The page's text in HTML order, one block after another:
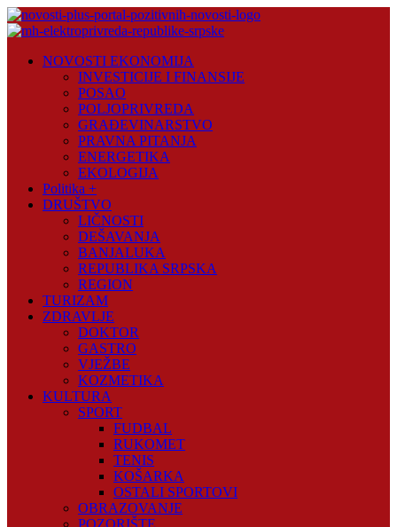
Skip
to
Plus
NOVOSTI EKONOMIJA
INVESTICIJE I FINANSIJE
POSAO
POLJOPRIVREDA
GRAĐEVINARSTVO
PRAVNA PITANJA
ENERGETIKA
EKOLOGIJA
Politika +
DRUŠTVO
LIČNOSTI
DEŠAVANJA
BANJALUKA
REPUBLIKA SRPSKA
REGION
TURIZAM
ZDRAVLJE
DOKTOR
GASTRO
VJEŽBE
KOZMETIKA
KULTURA
SPORT
FUDBAL
RUKOMET
TENIS
KOŠARKA
OSTALI SPORTOVI
OBRAZOVANJE
POZORIŠTE